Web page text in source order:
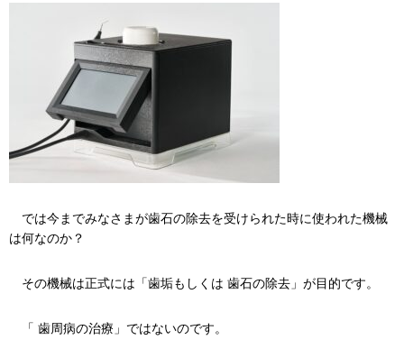
では今までみなさまが歯石の除去を受けられた時に使われた機械
は何なのか？
その機械は正式には「歯垢もしくは 歯石の除去」が目的です。
「 歯周病の治療」ではないのです。